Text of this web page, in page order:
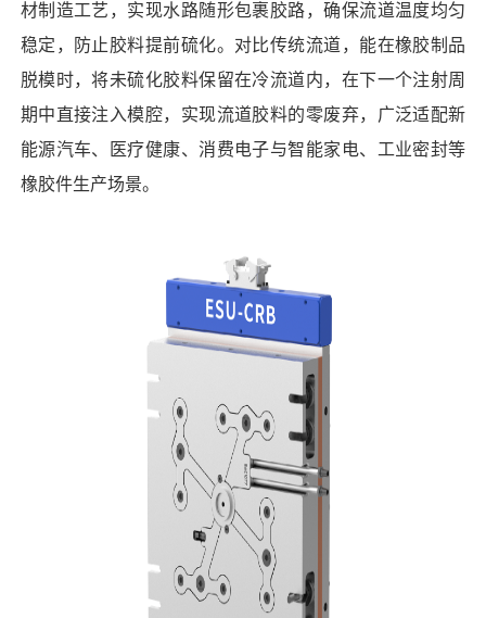
材制造工艺，实现水路随形包裹胶路，确保流道温度均匀
稳定，防止胶料提前硫化。对比传统流道，能在橡胶制品
脱模时，将未硫化胶料保留在冷流道内，在下一个注射周
期中直接注入模腔，实现流道胶料的零废弃，广泛适配新
能源汽车、医疗健康、消费电子与智能家电、工业密封等
橡胶件生产场景。